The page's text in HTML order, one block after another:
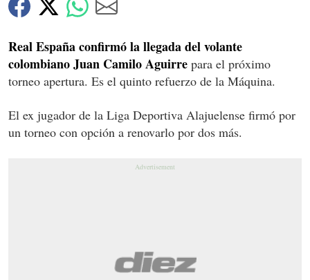
Real España confirmó la llegada del volante
colombiano Juan Camilo Aguirre para el próximo
torneo apertura. Es el quinto refuerzo de la Máquina.
El ex jugador de la Liga Deportiva Alajuelense firmó por
un torneo con opción a renovarlo por dos más.